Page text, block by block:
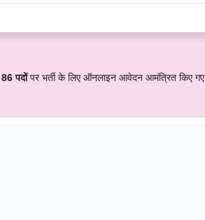
86 पदोंपर भर्ती के लिए ऑनलाइन आवेदन आमंत्रित किए गए